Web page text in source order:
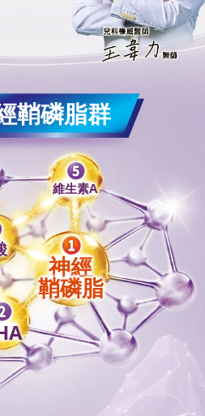
鞘磷脂群
神經
鞘磷脂
維生素A